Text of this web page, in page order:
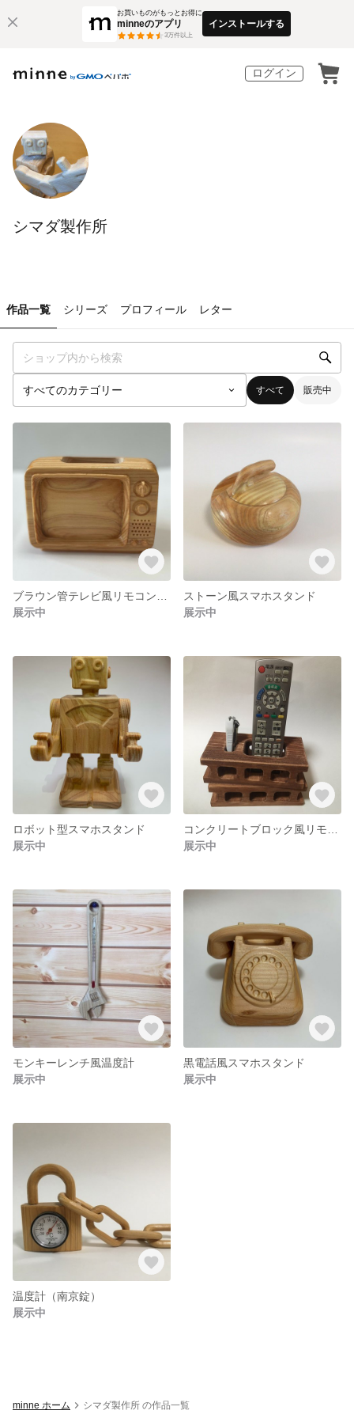
お買いものがもっとお得に
minneのアプリ
3万件以上
インストールする
ログイン
シマダ製作所
作品一覧 シリーズ プロフィール レター
すべて 販売中
展示中
ストーン風スマホスタンド
展示中
ロボット型スマホスタンド
展示中
展示中
モンキーレンチ風温度計
展示中
黒電話風スマホスタンド
展示中
温度計（南京錠）
展示中
minne ホーム シマダ製作所 の作品一覧